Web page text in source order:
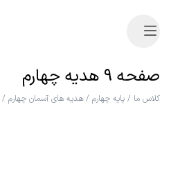
صفحه ۹ هدیه چهارم
کلاس ما / پایه چهارم /هدیه های آسمان چهارم /